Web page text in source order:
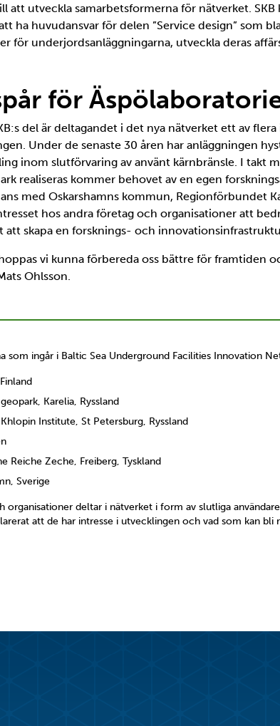
att utveckla samarbetsformerna för nätverket.
ha huvudansvar för delen ”Service design” som
för underjordsanläggningarna, utveckla deras
för
del är deltagandet i det nya nätverket ett av
Under de senaste 30 åren har anläggningen
inom slutförvaring av använt kärnbränsle. I takt
realiseras kommer behovet av en egen
med Oskarshamns kommun, Regionförbundet
hos andra företag och organisationer att
skapa en forsknings- och
vi kunna förbereda oss bättre för framtiden
Ohlsson.
som ingår i Baltic Sea Underground Facilities Innovation
Karelia, Ryssland
Institute, St Petersburg, Ryssland
Reiche Zeche, Freiberg, Tyskland
Sverige
deltar i nätverket i form av slutliga
att de har intresse i utvecklingen och vad som kan bli